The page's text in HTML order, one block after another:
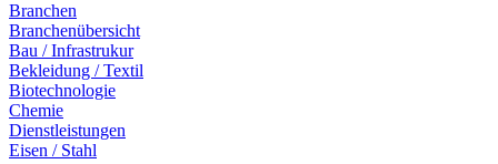
Branchen
Branchenübersicht
Bau / Infrastrukur
Bekleidung / Textil
Biotechnologie
Chemie
Dienstleistungen
Eisen / Stahl